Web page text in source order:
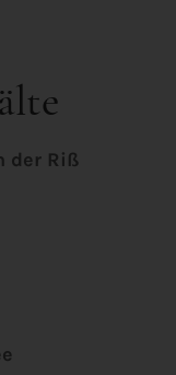
der Riß